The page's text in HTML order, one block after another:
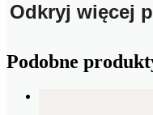
Odkryj więcej
Podobne